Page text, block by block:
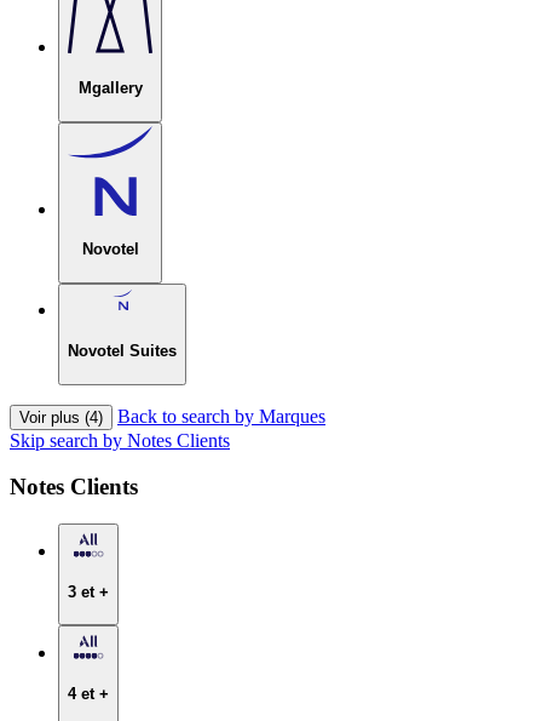
Mgallery
Novotel
Novotel Suites
Voir plus (4)
Back to search by Marques
Skip search by Notes Clients
Notes Clients
3 et +
4 et +